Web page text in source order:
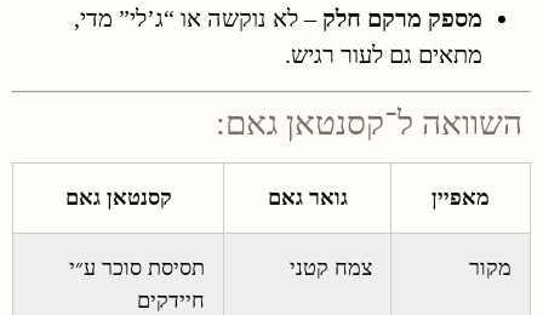
מספק מרקם חלק – לא נוקשה או “ג’לי” מדי,
מתאים גם לעור רגיש.
השוואה ל־קסנטאן גאם:
מאפיין גואר גאם קסנטאן גאם
מקור צמח קטני
תסיסת סוכר ע״י
חיידקים